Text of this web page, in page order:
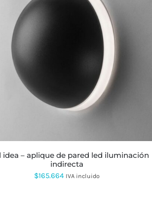
MÚLTIPLES
VARIANTES.
OPCIONES
SE
PÁGINA
DE
PRODUCTO
indirecta
$165.664 IVA incluido